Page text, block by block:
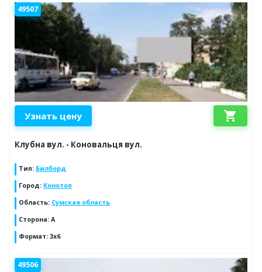
49507
Узнать цену shopping_cart
Клубна вул. - Коновальця вул.
Тип: Билборд
Город: Конотоп
Область: Сумская область
Сторона: A
Формат: 3x6
49506